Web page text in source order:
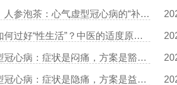
王清海医生：黄芪炖鸡、人参泡茶：心气虚型冠心病的“补气食谱”
夏裕医生谈冠心病患者如何过好“性生活”？中医的适度原则是什么？
叶穗林医生谈痰浊闭阻型冠心病：症状是闷痛，方案是豁痰开结
叶穗林医生谈气阴两虚型冠心病：症状是隐痛，方案是益气养阴